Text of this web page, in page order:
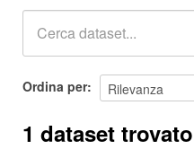
Ordina per
1 dataset trovato